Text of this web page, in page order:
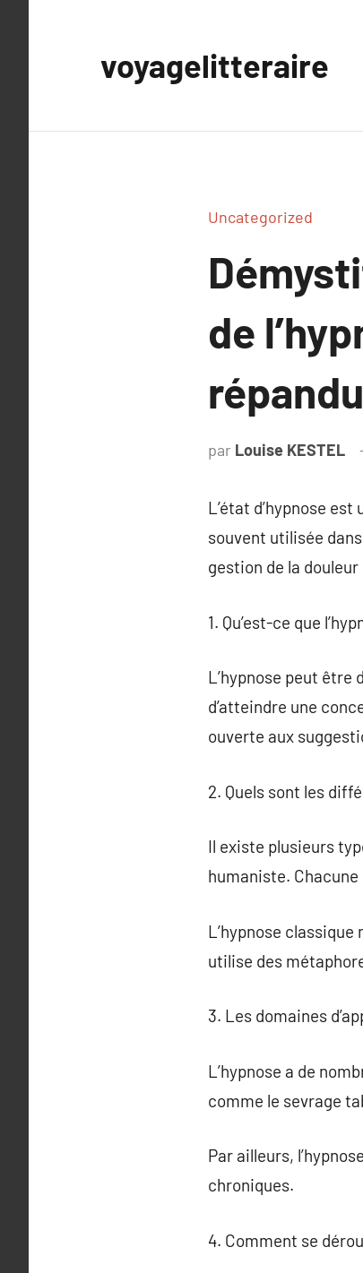
voyagelitteraire
Uncategorized
de
par Louise KESTEL
L’état d’hypnose
souvent utilisée
gestion de la douleur
1. Qu’est-ce que
L’hypnose peut être
d’atteindre une
ouverte aux
2. Quels sont les
Il existe plusieurs
humaniste.
L’hypnose
utilise des
3. Les domaines
L’hypnose a de
comme le sevrage
Par ailleurs,
chroniques.
4. Comment se